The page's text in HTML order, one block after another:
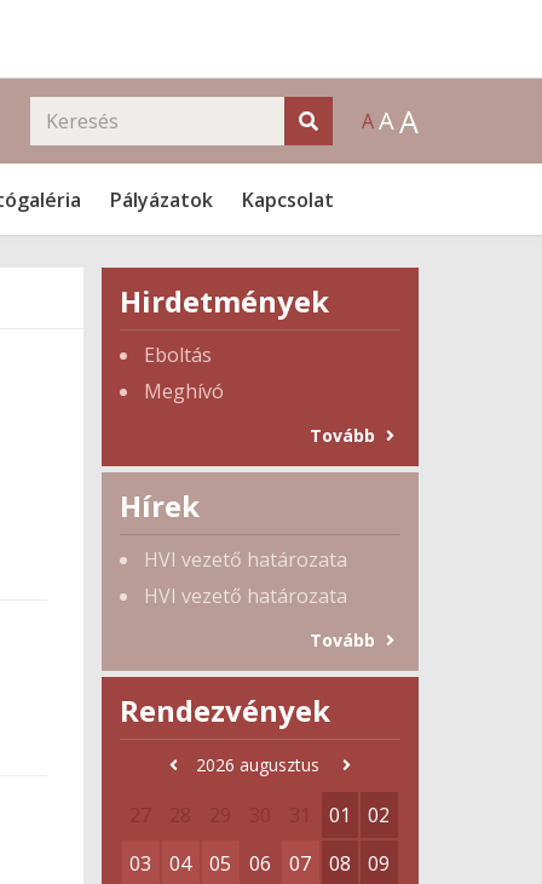
AAA
Pályázatok Kapcsolat
Hirdetmények
Eboltás
Meghívó
Tovább
Hírek
HVI vezető határozata
HVI vezető határozata
Tovább
Rendezvények
2026 augusztus
01
02
03
04 05 06 07 08
09